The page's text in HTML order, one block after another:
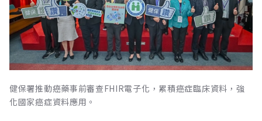
健保署推動癌藥事前審查FHIR電子化，累積癌症臨床資料，強
化國家癌症資料應用。